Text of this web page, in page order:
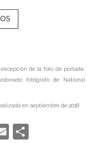
de la foto de portada,
fotógrafo de National
en septiembre de 2018
Email